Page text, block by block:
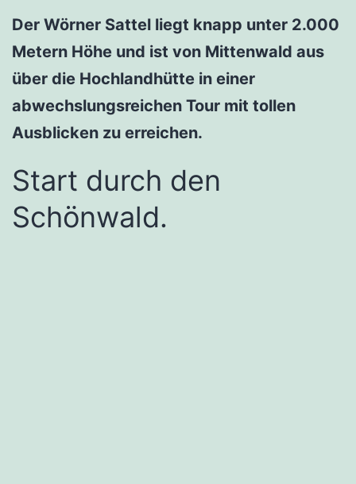
Der Wörner Sattel liegt knapp unter 2.000
Metern Höhe und ist von Mittenwald aus
über die Hochlandhütte in einer
abwechslungsreichen Tour mit tollen
Ausblicken zu erreichen.
Start durch den
Schönwald.